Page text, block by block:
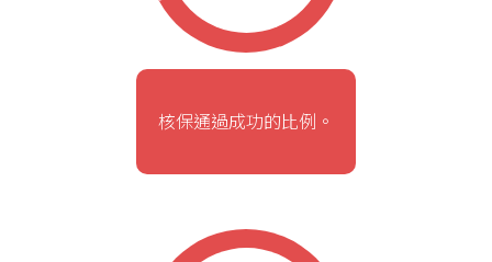
核保通過成功的比例。